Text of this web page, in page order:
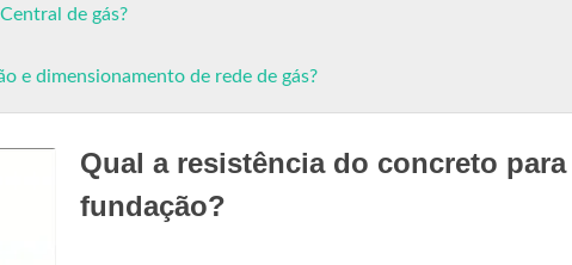
de gás?
e dimensionamento de rede de gás?
Qual a resistência do concreto para
fundação?